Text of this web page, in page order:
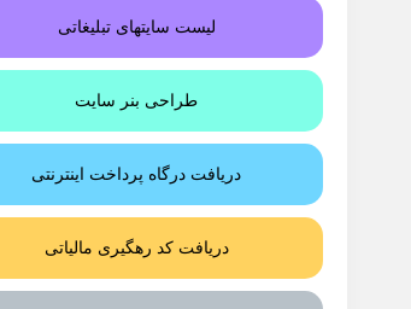
لیست سایتهای تبلیغاتی
طراحی بنر سایت
دریافت درگاه پرداخت اینترنتی
دریافت کد رهگیری مالیاتی